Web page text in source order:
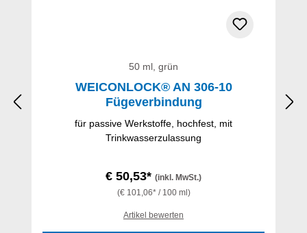
50 ml, grün
WEICONLOCK® AN 306-10
Fügeverbindung
für passive Werkstoffe, hochfest, mit
Trinkwasserzulassung
€ 50,53* (inkl. MwSt.)
(€ 101,06* / 100 ml)
Artikel bewerten